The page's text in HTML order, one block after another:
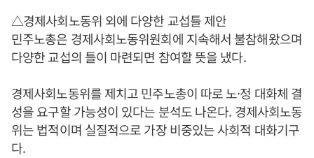
△경제사회노동위 외에 다양한 교섭틀 제안
민주노총은 경제사회노동위원회에 지속해서 불참해왔으며
다양한 교섭의 틀이 마련되면 참여할 뜻을 냈다.
경제사회노동위를 제치고 민주노총이 따로 노·정 대화체 결
성을 요구할 가능성이 있다는 분석도 나온다. 경제사회노동
위는 법적이며 실질적으로 가장 비중있는 사회적 대화기구
다.